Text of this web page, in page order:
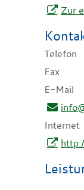
Zur
Telefon
Fax
E-Mail
Internet